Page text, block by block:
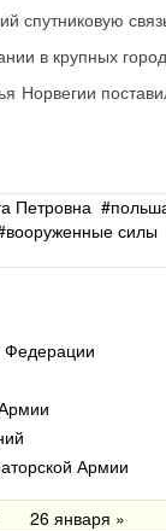
спутниковую
в крупных
Норвегии
Петровна
вооруженные силы
Федерации
Армии
26 января »